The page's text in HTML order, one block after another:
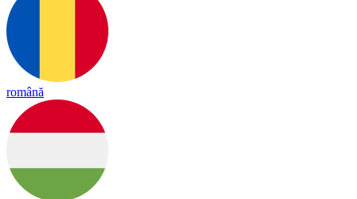
română